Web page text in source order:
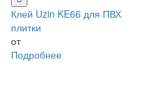
Клей Uzin KE66 для ПВХ
плитки
от
Подробнее